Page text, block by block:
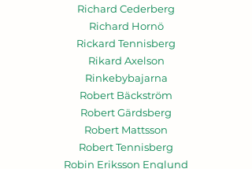
Richard Cederberg
Richard Hornö
Rickard Tennisberg
Rikard Axelson
Rinkebybajarna
Robert Bäckström
Robert Gärdsberg
Robert Mattsson
Robert Tennisberg
Robin Eriksson Englund